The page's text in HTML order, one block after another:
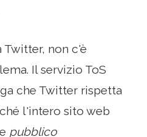
Twitter, non c'è
Il servizio ToS
che Twitter rispetta
l'intero sito web
pubblico